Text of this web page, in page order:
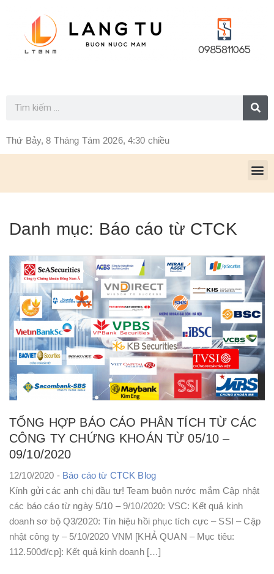
Thứ Bảy, 8 Tháng Tám 2026, 4:30 chiều
Danh mục: Báo cáo từ CTCK
TỔNG HỢP BÁO CÁO PHÂN TÍCH TỪ CÁC
CÔNG TY CHỨNG KHOÁN TỪ 05/10 –
09/10/2020
12/10/2020 - Báo cáo từ CTCK Blog
Kính gửi các anh chị đầu tư! Team buôn nước mắm Cập nhật
các báo cáo từ ngày 5/10 – 9/10/2020: VSC: Kết quả kinh
doanh sơ bộ Q3/2020: Tín hiệu hồi phục tích cực – SSI – Cập
nhật công ty – 5/10/2020 VNM [KHẢ QUAN – Mục tiêu:
112.500đ/cp]: Kết quả kinh doanh […]